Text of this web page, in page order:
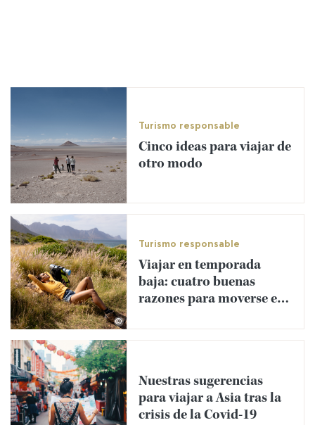
Turismo responsable
Cinco ideas para viajar de
otro modo
©
Turismo responsable
Viajar en temporada
baja: cuatro buenas
razones para moverse en
Nuestras sugerencias
para viajar a Asia tras la
crisis de la Covid-19